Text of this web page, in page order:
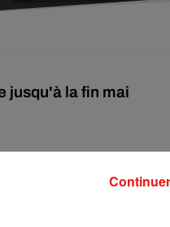
jusqu'à la fin mai
je vous annonce
a déclaré Elisabeth